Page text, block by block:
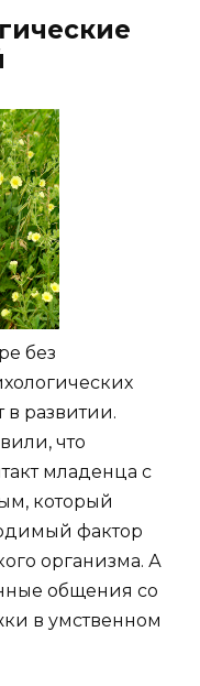
без
в развитии.
что
младенца с
который
фактор
организма. А
общения со
в умственном